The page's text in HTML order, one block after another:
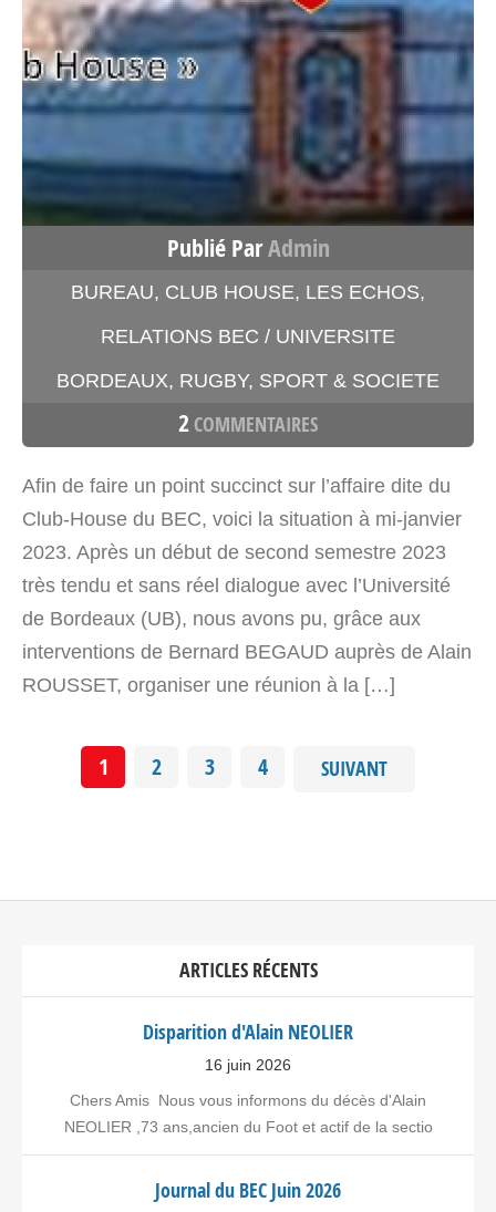
Publié ParAdmin
BUREAU, CLUB HOUSE, LES ECHOS,
RELATIONS BEC / UNIVERSITE
BORDEAUX, RUGBY, SPORT & SOCIETE
2 COMMENTAIRES
Afin de faire un point succinct sur l’affaire dite du
Club-House du BEC, voici la situation à mi-janvier
2023. Après un début de second semestre 2023
très tendu et sans réel dialogue avec l’Université
de Bordeaux (UB), nous avons pu, grâce aux
interventions de Bernard BEGAUD auprès de Alain
ROUSSET, organiser une réunion à la […]
1 2 3 4 SUIVANT
ARTICLES RÉCENTS
Disparition d'Alain NEOLIER
16 juin 2026
Chers Amis Nous vous informons du décès d'Alain
NEOLIER ,73 ans,ancien du Foot et actif de la sectio
Journal du BEC Juin 2026